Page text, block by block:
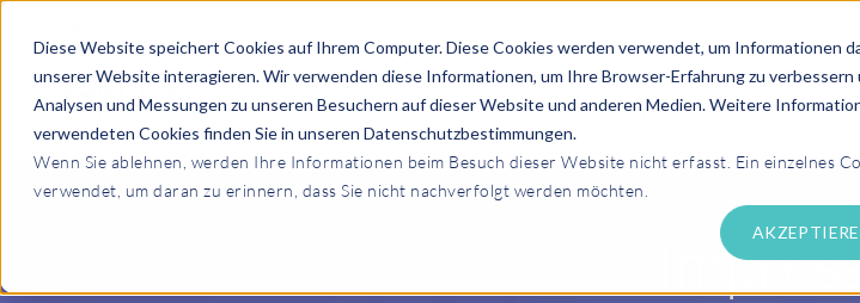
Diese Website speichert Cookies auf Ihrem Computer. Diese Cookies werden verwendet, um Informationen
unserer Website interagieren. Wir verwenden diese Informationen, um Ihre Browser-Erfahrung zu verbessern
Analysen und Messungen zu unseren Besuchern auf dieser Website und anderen Medien. Weitere
verwendeten Cookies finden Sie in unseren Datenschutzbestimmungen.
Wenn Sie ablehnen, werden Ihre Informationen beim Besuch dieser Website nicht erfasst. Ein einzelnes
verwendet, um daran zu erinnern, dass Sie nicht nachverfolgt werden möchten.
SERVICES PRODUKTE ANGEBOT